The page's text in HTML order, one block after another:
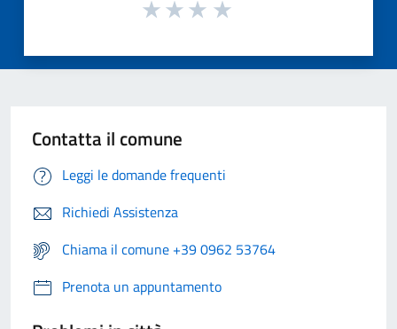
Contatta il comune
Leggi le domande frequenti
Richiedi Assistenza
Chiama il comune +39 0962 53764
Prenota un appuntamento